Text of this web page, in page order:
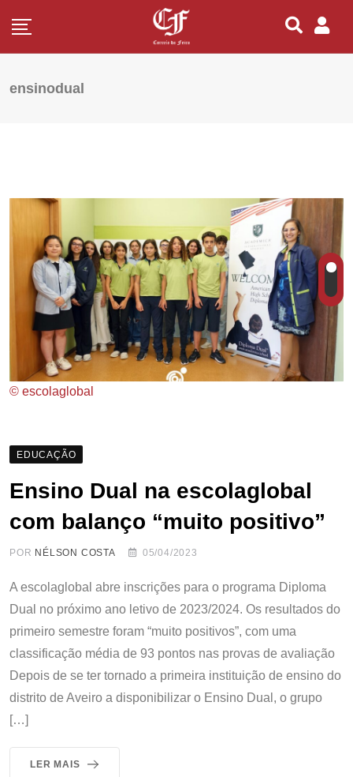
ensinodual
© escolaglobal
EDUCAÇÃO
Ensino Dual na escolaglobal
com balanço “muito positivo”
POR NÉLSON COSTA 05/04/2023
A escolaglobal abre inscrições para o programa Diploma
Dual no próximo ano letivo de 2023/2024. Os resultados do
primeiro semestre foram “muito positivos”, com uma
classificação média de 93 pontos nas provas de avaliação
Depois de se ter tornado a primeira instituição de ensino do
distrito de Aveiro a disponibilizar o Ensino Dual, o grupo
[…]
LER MAIS